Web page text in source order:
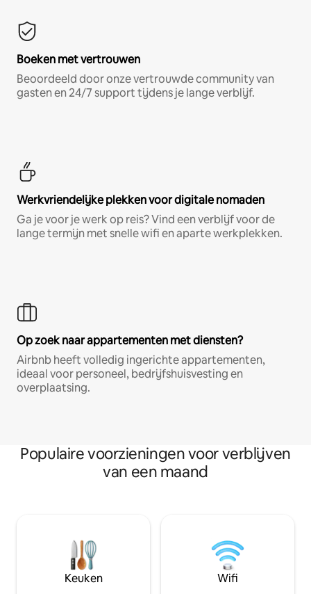
Boeken met vertrouwen
Beoordeeld door onze vertrouwde community van
gasten en 24/7 support tijdens je lange verblijf.
Werkvriendelijke plekken voor digitale nomaden
Ga je voor je werk op reis? Vind een verblijf voor de
lange termijn met snelle wifi en aparte werkplekken.
Op zoek naar appartementen met diensten?
Airbnb heeft volledig ingerichte appartementen,
ideaal voor personeel, bedrijfshuisvesting en
overplaatsing.
Populaire voorzieningen voor verblijven
van een maand
Keuken Wifi